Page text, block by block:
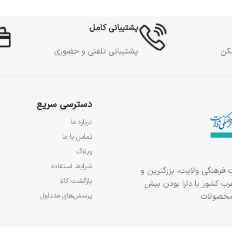
پشتیبانی کامل
پشتیبانی تلفنی و حضوری
ولایت، بزرگترین و
کشور با دارا بودن بیش
محصولات
دسترسی سریع
درباره ما
تماس با ما
وبلاگ
شرایط استفاده
بازگشت کالا
پرسش‌های متداول